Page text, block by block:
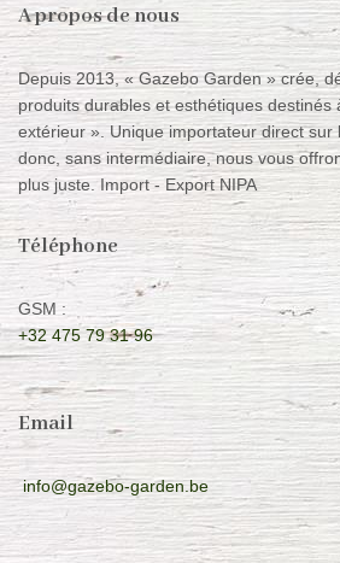
A propos de nous
Depuis 2013, « Gazebo Garden » crée,
produits durables et esthétiques destinés
extérieur ». Unique importateur direct sur
donc, sans intermédiaire, nous vous
plus juste. Import - Export NIPA
Téléphone
GSM :
+32 475 79 31 96
Email
info@gazebo-garden.be